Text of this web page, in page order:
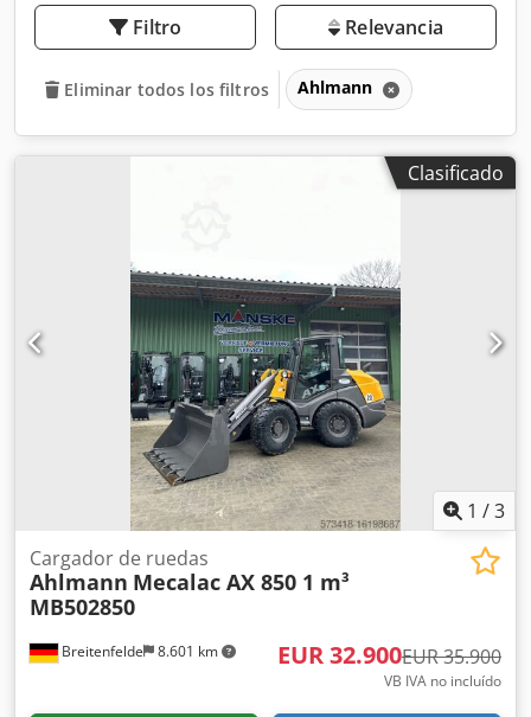
Filtro Relevancia
Eliminar todos los filtros Ahlmann
Clasificado
1 /3
Breitenfelde 8.601 km
Cargador de ruedas
Ahlmann Mecalac AX 850 1 m³
MB502850
EUR 32.900EUR 35.900
VB IVA no incluído